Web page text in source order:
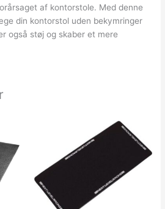
af kontorstole. Med denne
din kontorstol uden bekymringer
også støj og skaber et mere